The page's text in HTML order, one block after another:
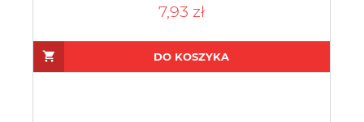
7,93 zł
DO KOSZYKA